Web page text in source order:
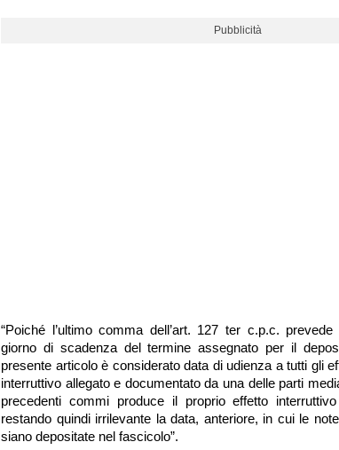
Pubblicità
“Poiché l’ultimo comma dell’art. 127 ter c.p.c.
giorno di scadenza del termine assegnato per il
presente articolo è considerato data di udienza a tutti gli
interruttivo allegato e documentato da una delle parti
precedenti commi produce il proprio effetto
restando quindi irrilevante la data, anteriore, in cui le
siano depositate nel fascicolo”.